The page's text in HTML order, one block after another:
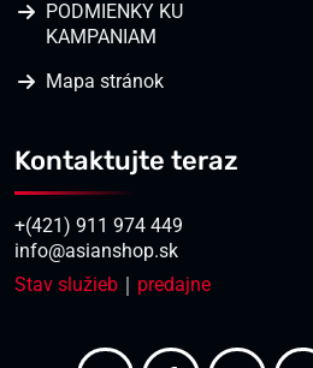
PODMIENKY KU
KAMPANIAM
Mapa stránok
Kontaktujte teraz
+(421) 911 974 449
info@asianshop.sk
Stav služieb
predajne